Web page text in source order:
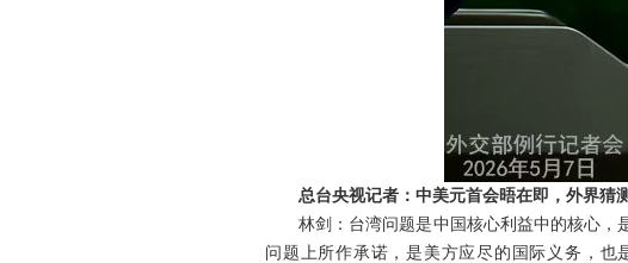
总台央视记者：中美元首会晤在即，外界猜
林剑：台湾问题是中国核心利益中的核心，
问题上所作承诺，是美方应尽的国际义务，